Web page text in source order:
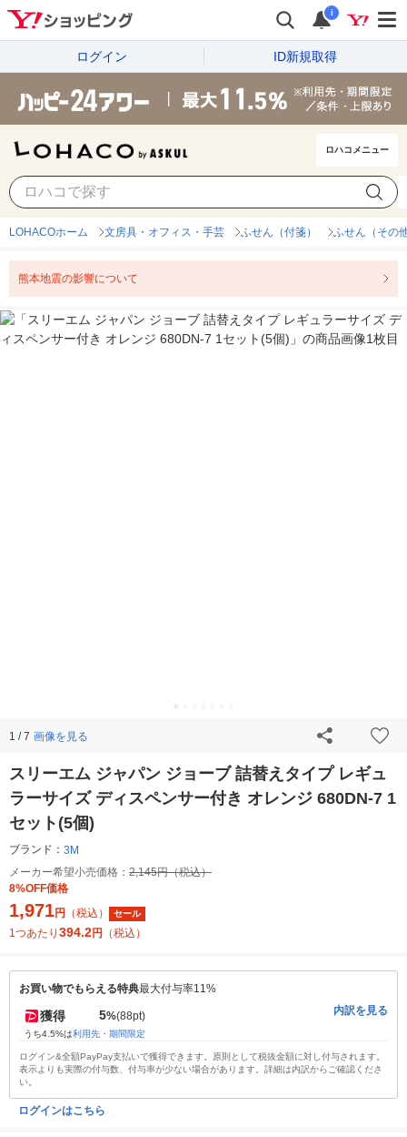
i
ログイン ID新規取得
ロハコメニュー
LOHACOホーム 文房具・オフィス・手芸 ふせん（付箋） ふせん（その
熊本地震の影響について
1 / 7 画像を見る
スリーエム ジャパン ジョーブ 詰替えタイプ レギュ
ラーサイズ ディスペンサー付き オレンジ 680DN-7 1
セット(5個)
ブランド： 3M
メーカー希望小売価格： 2,145円（税込）
8%OFF価格
1,971円 （税込） セール
1つあたり 394.2円 （税込）
お買い物でもらえる特典最大付与率11%
獲得 5%(88pt)
うち4.5%は利用先・期間限定
内訳を見る
ログイン&全額PayPay支払いで獲得できます。原則として税抜金額に対し付与されます。
表示よりも実際の付与数、付与率が少ない場合があります。詳細は内訳からご確認くださ
い。
ログインはこちら